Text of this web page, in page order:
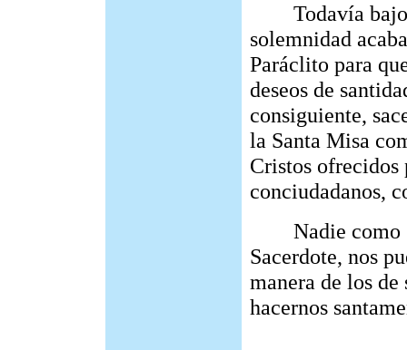
Todavía bajo
solemnidad
Paráclito para
deseos de
consiguiente,
la Santa Misa
Cristos ofrecidos
conciudadanos,
Nadie como
Sacerdote, nos
manera de los
hacernos